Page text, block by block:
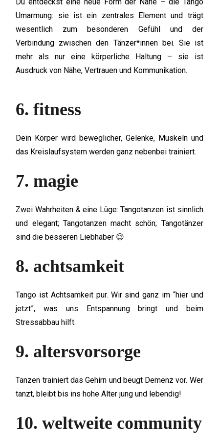
Umarmung: sie ist ein zentrales Element und trägt
wesentlich zum besonderen Gefühl und der
Verbindung zwischen den Tänzer*innen bei. Sie ist
mehr als nur eine körperliche Haltung – sie ist
Ausdruck von Nähe, Vertrauen und Kommunikation.
6. fitness
Dein Körper wird beweglicher, Gelenke, Muskeln und
das Kreislaufsystem werden ganz nebenbei trainiert.
7. magie
Zwei Wahrheiten & eine Lüge: Tangotanzen ist sinnlich
und elegant; Tangotanzen macht schön; Tangotänzer
sind die besseren Liebhaber 😉
8. achtsamkeit
Tango ist Achtsamkeit pur. Wir sind ganz im “hier und
jetzt”, was uns Entspannung bringt und beim
Stressabbau hilft.
9. altersvorsorge
Tanzen trainiert das Gehirn und beugt Demenz vor. Wer
tanzt, bleibt bis ins hohe Alter jung und lebendig!
10. weltweite community